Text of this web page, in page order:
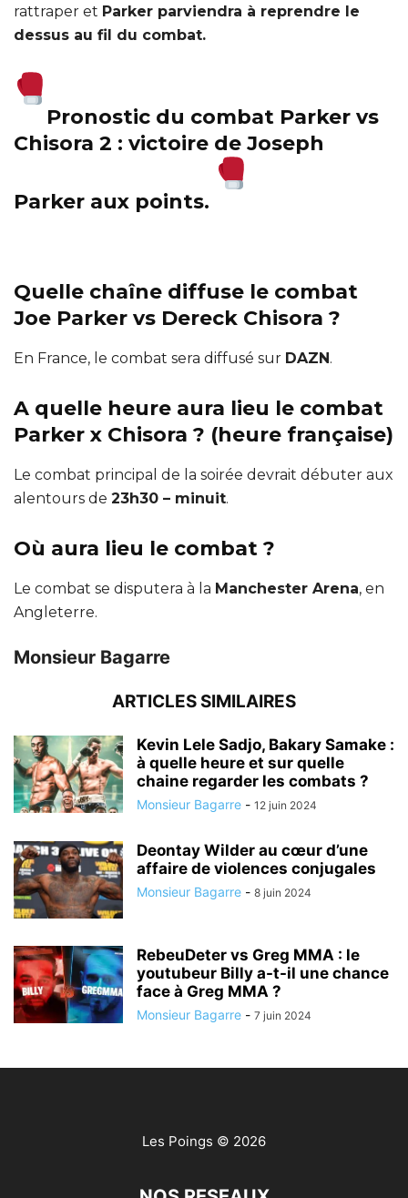
rattraper et Parker parviendra à reprendre le
dessus au fil du combat.
Pronostic du combat Parker vs
Chisora 2 : victoire de Joseph
Parker aux points.
Quelle chaîne diffuse le combat
Joe Parker vs Dereck Chisora ?
En France, le combat sera diffusé sur DAZN.
A quelle heure aura lieu le combat
Parker x Chisora ? (heure française)
Le combat principal de la soirée devrait débuter aux
alentours de 23h30 – minuit.
Où aura lieu le combat ?
Le combat se disputera à la Manchester Arena, en
Angleterre.
Monsieur Bagarre
ARTICLES SIMILAIRES
Kevin Lele Sadjo, Bakary Samake :
à quelle heure et sur quelle
chaine regarder les combats ?
Monsieur Bagarre - 12 juin 2024
Deontay Wilder au cœur d’une
affaire de violences conjugales
Monsieur Bagarre - 8 juin 2024
RebeuDeter vs Greg MMA : le
youtubeur Billy a-t-il une chance
face à Greg MMA ?
Monsieur Bagarre - 7 juin 2024
Les Poings © 2026